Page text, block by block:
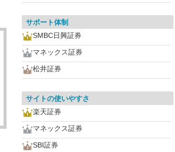
サポート体制
SMBC日興証券
マネックス証券
松井証券
サイトの使いやすさ
楽天証券
マネックス証券
SBI証券